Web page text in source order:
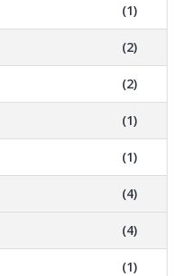
(1)
(2)
(2)
(1)
(1)
(4)
(4)
(1)